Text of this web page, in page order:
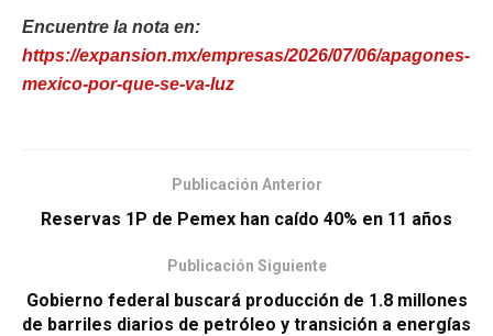
Encuentre la nota en:
https://expansion.mx/empresas/2026/07/06/apagones-
mexico-por-que-se-va-luz
Publicación Anterior
Reservas 1P de Pemex han caído 40% en 11 años
Publicación Siguiente
Gobierno federal buscará producción de 1.8 millones
de barriles diarios de petróleo y transición a energías